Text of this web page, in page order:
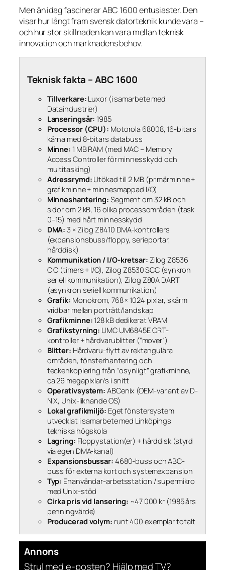
Men än idag fascinerar ABC 1600 entusiaster. Den
visar hur långt fram svensk datorteknik kunde vara –
och hur stor skillnaden kan vara mellan teknisk
innovation och marknadens behov.
Teknisk fakta – ABC 1600
Tillverkare: Luxor (i samarbete med
Dataindustrier)
Lanseringsår: 1985
Processor (CPU): Motorola 68008, 16-bitars
kärna med 8-bitars databuss
Minne: 1 MB RAM (med MAC – Memory
Access Controller för minnesskydd och
multitasking)
Adressrymd: Utökad till 2 MB (primärminne +
grafikminne + minnesmappad I/O)
Minneshantering: Segment om 32 kB och
sidor om 2 kB, 16 olika processområden (task
0–15) med hårt minnesskydd
DMA: 3 × Zilog Z8410 DMA-kontrollers
(expansionsbuss/floppy, serieportar,
hårddisk)
Kommunikation / I/O-kretsar: Zilog Z8536
CIO (timers + I/O), Zilog Z8530 SCC (synkron
seriell kommunikation), Zilog Z80A DART
(asynkron seriell kommunikation)
Grafik: Monokrom, 768 × 1024 pixlar, skärm
vridbar mellan porträtt/landskap
Grafikminne: 128 kB dedikerat VRAM
Grafikstyrning: UMC UM6845E CRT-
kontroller + hårdvarublitter (“mover”)
Blitter: Hårdvaru-flytt av rektangulära
områden, fönsterhantering och
teckenkopiering från “osynligt” grafikminne,
ca 26 megapixlar/s i snitt
Operativsystem: ABCenix (OEM-variant av D-
NIX, Unix-liknande OS)
Lokal grafikmiljö: Eget fönstersystem
utvecklat i samarbete med Linköpings
tekniska högskola
Lagring: Floppystation(er) + hårddisk (styrd
via egen DMA-kanal)
Expansionsbussar: 4680-buss och ABC-
buss för externa kort och systemexpansion
Typ: Enanvändar-arbetsstation / supermikro
med Unix-stöd
Cirka pris vid lansering: ~47 000 kr (1985 års
penningvärde)
Producerad volym: runt 400 exemplar totalt
Annons
Strul med e-posten? Hjälp med TV?